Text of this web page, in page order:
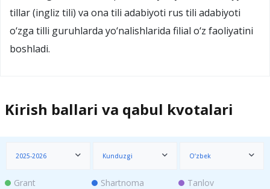
tillar (ingliz tili) va ona tili adabiyoti rus tili adabiyoti
o‘zga tilli guruhlarda yo‘nalishlarida filial o‘z faoliyatini
boshladi.
Kirish ballari va qabul kvotalari
2025-2026 Kunduzgi O‘zbek
Grant Shartnoma Tanlov